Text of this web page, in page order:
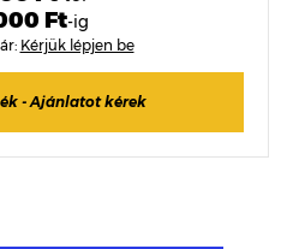
Ft-ig
Kérjük lépjen be
- Ajánlatot kérek